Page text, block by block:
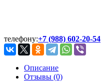
телефону:+7 (988) 602-20-54
Описание
Отзывы (0)